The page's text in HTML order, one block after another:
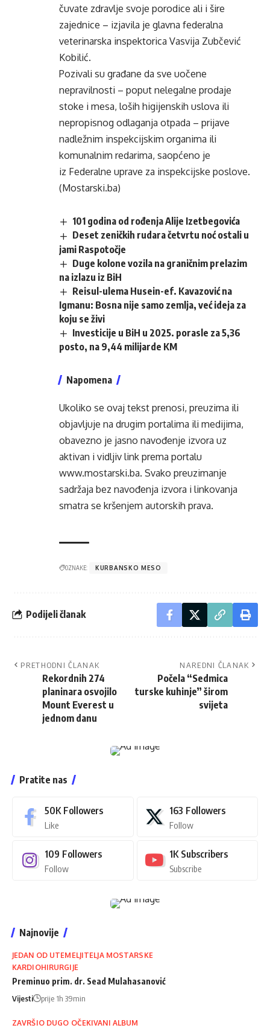
čuvate zdravlje svoje porodice ali i šire
zajednice – izjavila je glavna federalna
veterinarska inspektorica Vasvija Zubčević
Kobilić.
Pozivali su građane da sve uočene
nepravilnosti – poput nelegalne prodaje
stoke i mesa, loših higijenskih uslova ili
nepropisnog odlaganja otpada – prijave
nadležnim inspekcijskim organima ili
komunalnim redarima, saopćeno je
iz Federalne uprave za inspekcijske poslove.
(Mostarski.ba)
101 godina od rođenja Alije Izetbegovića
Deset zeničkih rudara četvrtu noć ostali u
jami Raspotočje
Duge kolone vozila na graničnim prelazim
na izlazu iz BiH
Reisul-ulema Husein-ef. Kavazović na
Igmanu: Bosna nije samo zemlja, već ideja za
koju se živi
Investicije u BiH u 2025. porasle za 5,36
posto, na 9,44 milijarde KM
Napomena
Ukoliko se ovaj tekst prenosi, preuzima ili
objavljuje na drugim portalima ili medijima,
obavezno je jasno navođenje izvora uz
aktivan i vidljiv link prema portalu
www.mostarski.ba. Svako preuzimanje
sadržaja bez navođenja izvora i linkovanja
smatra se kršenjem autorskih prava.
OZNAKE: KURBANSKO MESO
Podijeli članak
PRETHODNI ČLANAK
Rekordnih 274
planinara osvojilo
Mount Everest u
jednom danu
NAREDNI ČLANAK
Počela “Sedmica
turske kuhinje” širom
svijeta
Pratite nas
50K Followers
Like
163 Followers
Follow
109 Followers
Follow
1K Subscribers
Subscribe
Najnovije
JEDAN OD UTEMELJITELJA MOSTARSKE
KARDIOHIRURGIJE
Preminuo prim. dr. Sead Mulahasanović
Vijesti prije 1h 39min
ZAVRŠIO DUGO OČEKIVANI ALBUM